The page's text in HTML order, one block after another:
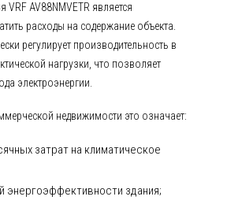
AV88NMVETR является
расходы на содержание объекта.
регулирует производительность в
нагрузки, что позволяет
электроэнергии.
недвижимости это означает:
затрат на климатическое
здания;